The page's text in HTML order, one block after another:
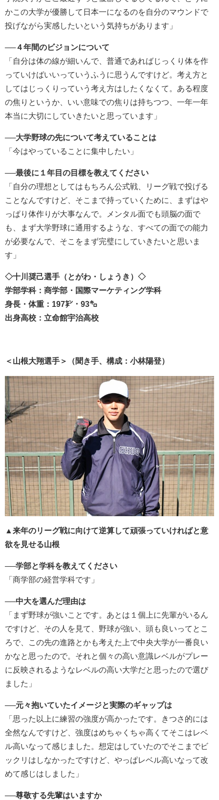
かこの大学が優勝して日本一になるのを自分のマウンドで
投げながら実感したいという気持ちがあります」
──４年間のビジョンについて
「自分は体の線が細いんで、普通であればじっくり体を作
っていけばいいっていうふうに思うんですけど。考え方と
してはじっくりっていう考え方はしたくなくて。ある程度
の焦りというか、いい意味での焦りは持ちつつ、一年一年
本当に大切にしていきたいと思っています」
──大学野球の先について考えていることは
「今はやっていることに集中したい」
──最後に１年目の目標を教えてください
「自分の理想としてはもちろん公式戦、リーグ戦で投げる
ことなんですけど、そこまで持っていくために、まずはや
っぱり体作りが大事なんで。メンタル面でも頭脳の面で
も、まず大学野球に通用するような、すべての面での能力
が必要なんで、そこをまず完璧にしていきたいと思いま
す」
◇十川奨己選手（とがわ・しょうき）◇
学部学科：商学部・国際マーケティング学科
身長・体重：197㌢・93㌔
出身高校：立命館宇治高校
＜山根大翔選手＞（聞き手、構成：小林陽登）
▲来年のリーグ戦に向けて逆算して頑張っていければと意
欲を見せる山根
──学部と学科を教えてください
「商学部の経営学科です」
──中大を選んだ理由は
「まず野球が強いことです。あとは１個上に先輩がいるん
ですけど、その人を見て、野球が強い、頭も良いってとこ
ろで、この先の進路とかも考えた上で中央大学が一番良い
かなと思ったので。それと個々の高い意識レベルがプレー
に反映されるようなレベルの高い大学だと思ったので選び
ました」
──元々抱いていたイメージと実際のギャップは
「思った以上に練習の強度が高かったです。きつさ的には
全然なんですけど、強度はめちゃくちゃ高くてそこはレベ
ル高いなって感じました。想定はしていたのでそこまでビ
ックリはしなかったですけど、やっぱレベル高いなって改
めて感じはしました」
──尊敬する先輩はいますか